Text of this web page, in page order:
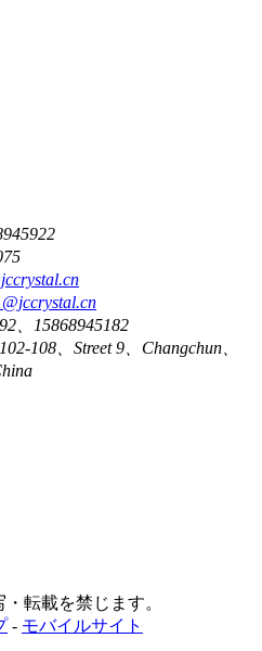
、15868945182
108、Street 9、Changchun、
転載を禁じます。
- モバイルサイト